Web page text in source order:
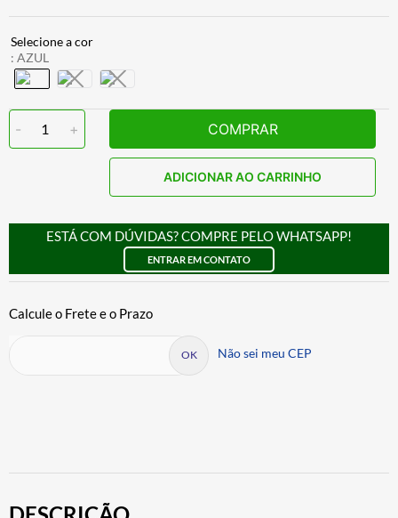
: AZUL
- 1 + COMPRAR
ADICIONAR AO CARRINHO
ESTÁ COM DÚVIDAS? COMPRE PELO WHATSAPP!
ENTRAR EM CONTATO
Não sei meu CEP